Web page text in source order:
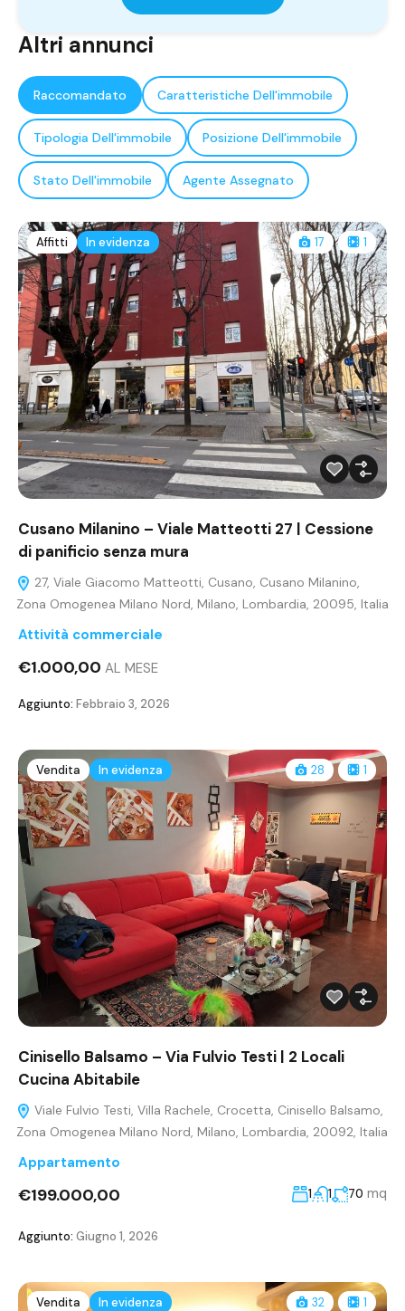
Altri annunci
Raccomandato Caratteristiche Dell'immobile
Tipologia Dell'immobile Posizione Dell'immobile
Stato Dell'immobile Agente Assegnato
Affitti In evidenza 17 1
Cusano Milanino – Viale Matteotti 27 | Cessione
di panificio senza mura
27, Viale Giacomo Matteotti, Cusano, Cusano Milanino,
Zona Omogenea Milano Nord, Milano, Lombardia, 20095, Italia
Attività commerciale
€1.000,00 AL MESE
Aggiunto: Febbraio 3, 2026
Vendita In evidenza 28 1
Cinisello Balsamo – Via Fulvio Testi | 2 Locali
Cucina Abitabile
Viale Fulvio Testi, Villa Rachele, Crocetta, Cinisello Balsamo,
Zona Omogenea Milano Nord, Milano, Lombardia, 20092, Italia
Appartamento
€199.000,00 1 1 70 mq
Aggiunto: Giugno 1, 2026
Vendita In evidenza 32 1